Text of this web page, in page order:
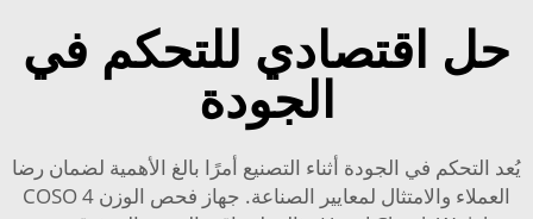
حل اقتصادي للتحكم في
الجودة
يُعد التحكم في الجودة أثناء التصنيع أمرًا بالغ الأهمية لضمان رضا
العملاء والامتثال لمعايير الصناعة. جهاز فحص الوزن COSO 4